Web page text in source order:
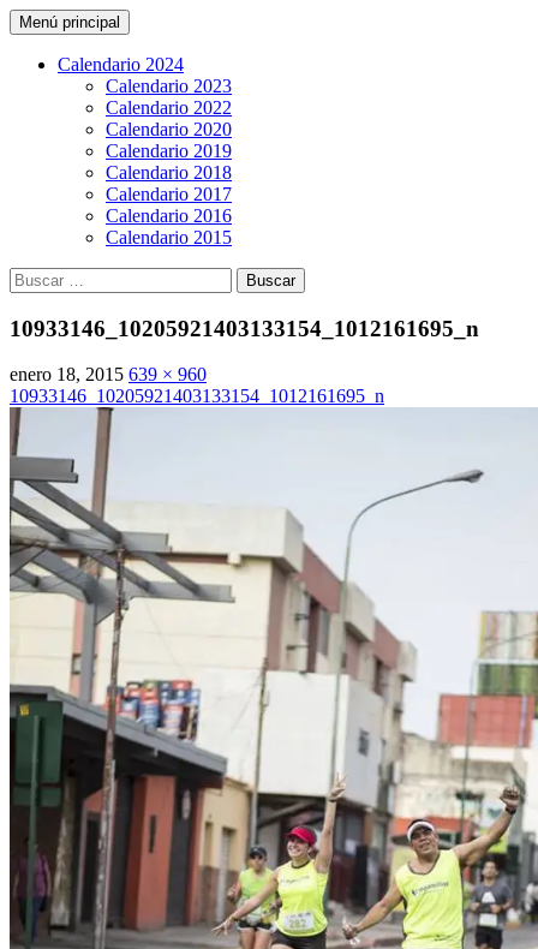
CarreraPro Venezuela
Buscar
Menú principal Saltar
al
contenido
Calendario 2024
Calendario 2023
Calendario 2022
Calendario 2020
Calendario 2019
Calendario 2018
Calendario 2017
Calendario 2016
Calendario 2015
Buscar:
10933146_10205921403133154_1012161695_n
enero 18, 2015 639 × 960
10933146_10205921403133154_1012161695_n